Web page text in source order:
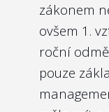
zákonem
ovšem 1.
roční
pouze